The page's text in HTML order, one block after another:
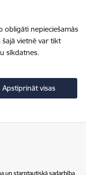
obligāti nepieciešamās
vietnē var tikt
sīkdatnes.
Apstiprināt visas
un starptautiskā sadarbība